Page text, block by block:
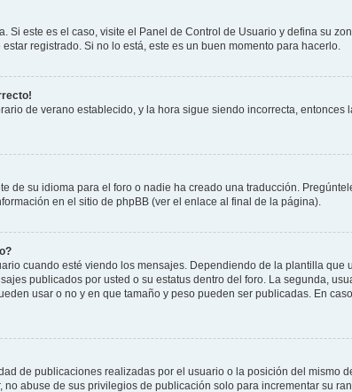
este es el caso, visite el Panel de Control de Usuario y defina su
registrado. Si no lo está, este es un buen momento para hacerlo.
de verano establecido, y la hora sigue siendo incorrecta,
de su idioma para el foro o nadie ha creado una traducción.
en el sitio de phpBB (ver el enlace al final de la página).
cuando esté viendo los mensajes. Dependiendo de la plantilla
publicados por usted o su estatus dentro del foro. La segunda,
usar o no y en que tamaño y peso pueden ser publicadas. En
de publicaciones realizadas por el usuario o la posición del mismo
abuse de sus privilegios de publicación solo para incrementar su